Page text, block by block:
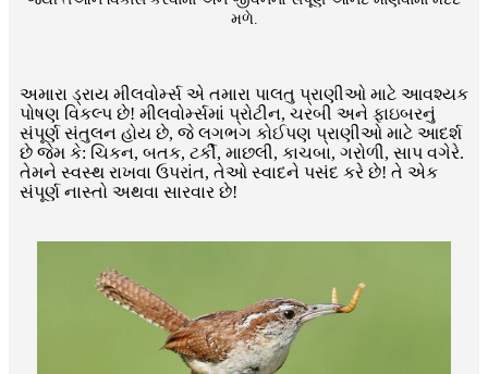
મળે.
અમારા ડ્રાય મીલવોર્મ્સ એ તમારા પાલતુ પ્રાણીઓ માટે આવશ્યક
પોષણ વિકલ્પ છે! મીલવોર્મ્સમાં પ્રોટીન, ચરબી અને ફાઇબરનું
સંપૂર્ણ સંતુલન હોય છે, જે લગભગ કોઈપણ પ્રાણીઓ માટે આદર્શ
છે જેમ કે: ચિકન, બતક, ટર્કી, માછલી, કાચબા, ગરોળી, સાપ વગેરે.
તેમને સ્વસ્થ રાખવા ઉપરાંત, તેઓ સ્વાદને પસંદ કરે છે! તે એક
સંપૂર્ણ નાસ્તો અથવા સારવાર છે!